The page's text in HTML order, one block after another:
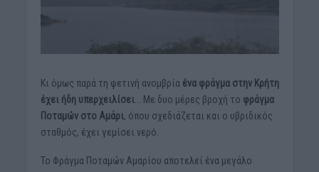
Κι όμως παρά τη φετινή ανομβρία ένα φράγμα στην Κρήτη
έχει ήδη υπερχειλίσει … Με δυο μέρες βροχή το φράγμα
Ποταμών στο Αμάρι, όπου σχεδιάζεται και ο υβριδικός
σταθμός, έχει γεμίσει νερό.
Το Φράγμα Ποταμών Αμαρίου αποτελεί ένα μεγάλο